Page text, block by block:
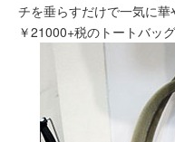
チを垂らすだけで一気に
￥21000+税のトートバッ